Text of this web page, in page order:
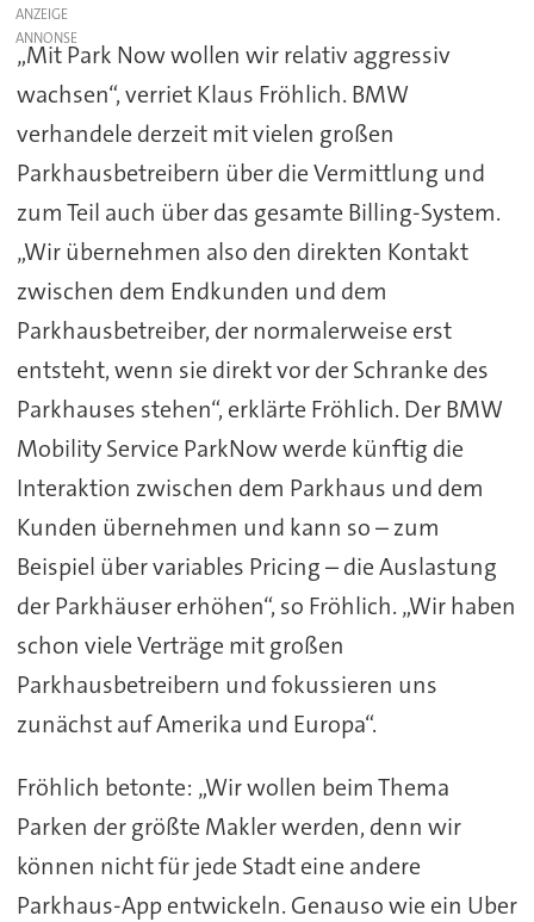
ANZEIGE
„Mit Park Now wollen wir relativ aggressiv
wachsen“, verriet Klaus Fröhlich. BMW
verhandele derzeit mit vielen großen
Parkhausbetreibern über die Vermittlung und
zum Teil auch über das gesamte Billing-System.
„Wir übernehmen also den direkten Kontakt
zwischen dem Endkunden und dem
Parkhausbetreiber, der normalerweise erst
entsteht, wenn sie direkt vor der Schranke des
Parkhauses stehen“, erklärte Fröhlich. Der BMW
Mobility Service ParkNow werde künftig die
Interaktion zwischen dem Parkhaus und dem
Kunden übernehmen und kann so – zum
Beispiel über variables Pricing – die Auslastung
der Parkhäuser erhöhen“, so Fröhlich. „Wir haben
schon viele Verträge mit großen
Parkhausbetreibern und fokussieren uns
zunächst auf Amerika und Europa“.
Fröhlich betonte: „Wir wollen beim Thema
Parken der größte Makler werden, denn wir
können nicht für jede Stadt eine andere
Parkhaus-App entwickeln. Genauso wie ein Uber